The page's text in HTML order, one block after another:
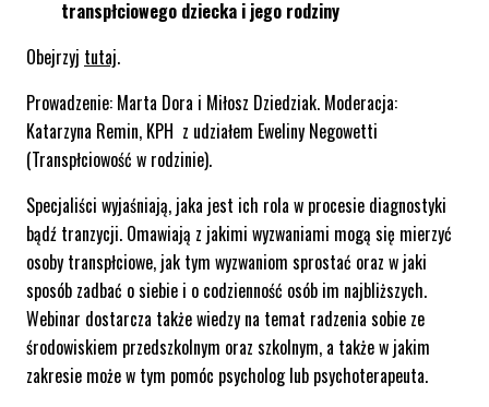
transpłciowego dziecka i jego rodziny
Obejrzyj tutaj.
Prowadzenie: Marta Dora i Miłosz Dziedziak. Moderacja:
Katarzyna Remin, KPH z udziałem Eweliny Negowetti
(Transpłciowość w rodzinie).
Specjaliści wyjaśniają, jaka jest ich rola w procesie diagnostyki
bądź tranzycji. Omawiają z jakimi wyzwaniami mogą się mierzyć
osoby transpłciowe, jak tym wyzwaniom sprostać oraz w jaki
sposób zadbać o siebie i o codzienność osób im najbliższych.
Webinar dostarcza także wiedzy na temat radzenia sobie ze
środowiskiem przedszkolnym oraz szkolnym, a także w jakim
zakresie może w tym pomóc psycholog lub psychoterapeuta.